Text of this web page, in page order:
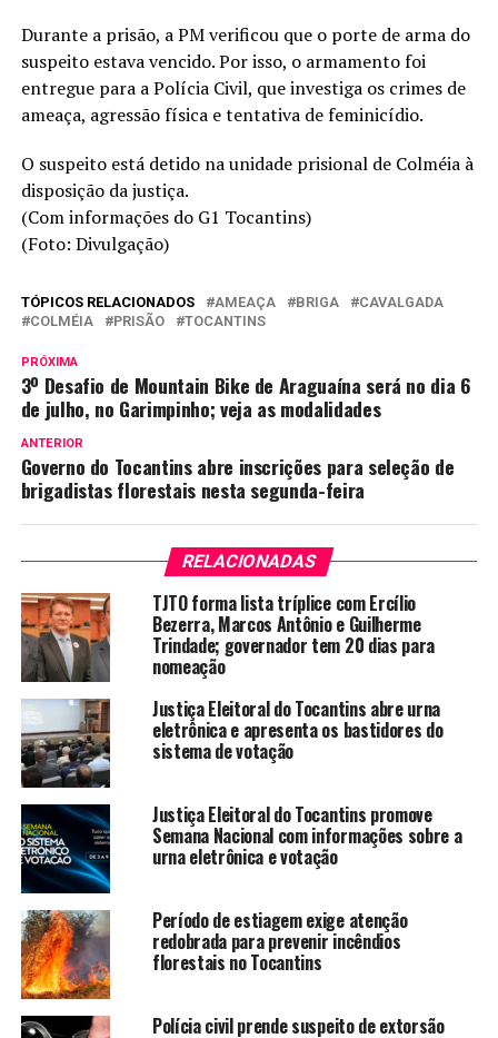
Durante a prisão, a PM verificou que o porte de arma do
suspeito estava vencido. Por isso, o armamento foi
entregue para a Polícia Civil, que investiga os crimes de
ameaça, agressão física e tentativa de feminicídio.
O suspeito está detido na unidade prisional de Colméia à
disposição da justiça.
(Com informações do G1 Tocantins)
(Foto: Divulgação)
TÓPICOS RELACIONADOS AMEAÇA BRIGA
CAVALGADA
COLMÉIA
PRISÃO TOCANTINS
PRÓXIMA
3º Desafio de Mountain Bike de Araguaína será no dia 6
de julho, no Garimpinho; veja as modalidades
ANTERIOR
Governo do Tocantins abre inscrições para seleção de
brigadistas florestais nesta segunda-feira
RELACIONADAS
TJTO forma lista tríplice com Ercílio
Bezerra, Marcos Antônio e Guilherme
Trindade; governador tem 20 dias para
nomeação
Justiça Eleitoral do Tocantins abre urna
eletrônica e apresenta os bastidores do
sistema de votação
Justiça Eleitoral do Tocantins promove
Semana Nacional com informações sobre a
urna eletrônica e votação
Período de estiagem exige atenção
redobrada para prevenir incêndios
florestais no Tocantins
Polícia civil prende suspeito de extorsão